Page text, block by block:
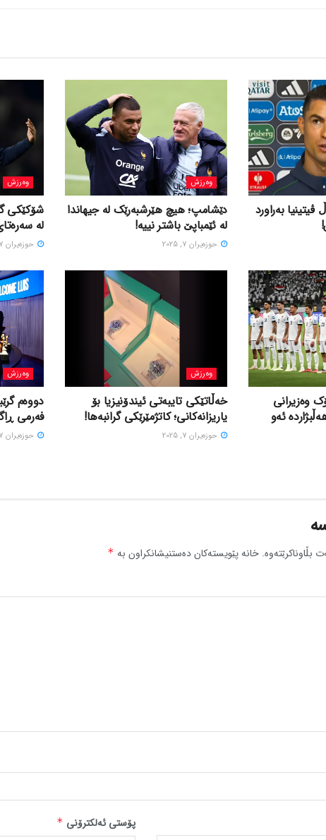
بەراورد
وەرزش
دێشامپ؛ هیچ هێرشبەرێک لە جیهاندا
لە ئێمباپێ باشتر نییە!
حوزه‌یران 7, 2025
وەرزش
شۆکێکی
لە
حوزه‌یران 7, 2025
وەزیرانی
ئەو
وەرزش
خەڵاتێکی تایبەتی ئیندۆنیزیا بۆ
یاریزانەکانی؛ کاتژمێرێکی گرانبەها!
حوزه‌یران 7, 2025
وەرزش
دووەم
فەرمی
حوزه‌یران 7, 2025
بڵاوناکرێتەوە. خانە پێویستەکان دەستنیشانکراون بە *
پۆستی ئەلکترۆنی *